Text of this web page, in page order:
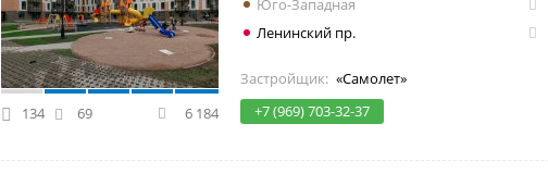
6 184
134 69
Юго-Западная
Ленинский пр.
Застройщик: «Самолет»
+7 (969) 703-32-37